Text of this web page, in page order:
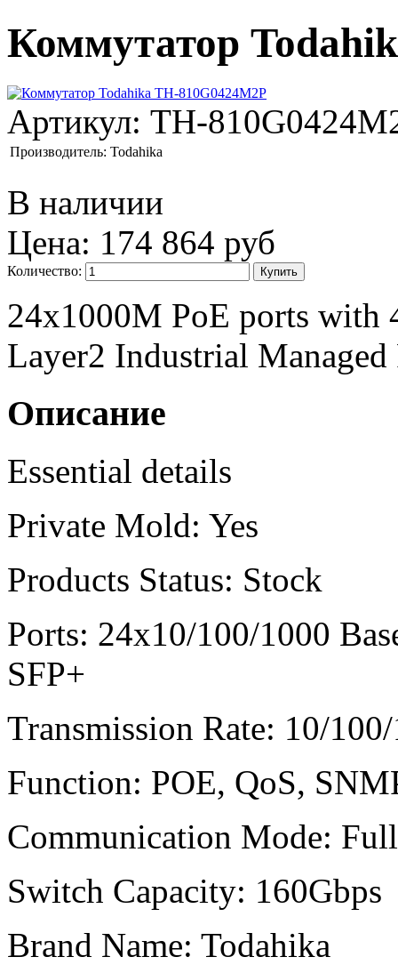
Коммутатор
Артикул: TH-
Производитель: Todahika
В наличии
Цена: 174 864 руб
Количество:
24x1000M PoE ports with
Layer2 Industrial
Описание
Essential details
Private Mold: Yes
Products Status: Stock
Ports: 24x10/100/1000
SFP+
Transmission Rate: 10/
Function: POE, QoS,
Communication Mode:
Switch Capacity: 160Gbps
Brand Name: Todahika